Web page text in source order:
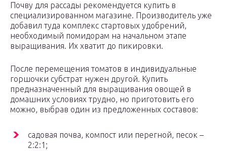
Почву для рассады рекомендуется купить в
специализированном магазине. Производитель уже
добавил туда комплекс стартовых удобрений,
необходимый помидорам на начальном этапе
выращивания. Их хватит до пикировки.
После перемещения томатов в индивидуальные
горшочки субстрат нужен другой. Купить
предназначенный для выращивания овощей в
домашних условиях трудно, но приготовить его
можно, выбрав один из предложенных составов:
садовая почва, компост или перегной, песок –
2:2:1;